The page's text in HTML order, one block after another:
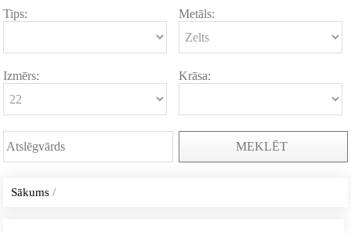
Tips: Metāls:
Izmērs: Krāsa:
MEKLĒT
Sākums /